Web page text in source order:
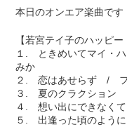
本日のオンエア楽曲です
【若宮テイ子のハッピ
１. ときめいてマイ・
みか
２. 恋はあせらず / フ
３. 夏のクラクショ
４. 想い出にできな
５. 出逢った頃のよ